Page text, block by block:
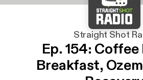
Straight Shot
Ep. 154:
Breakfast,